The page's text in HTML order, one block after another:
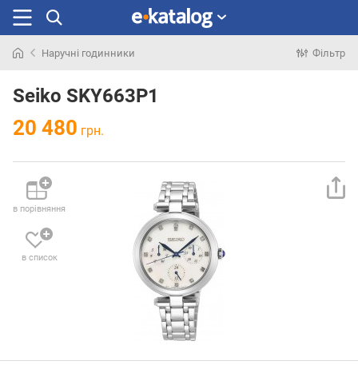
раніше
Наручні годинники Фільтр
Seiko SKY663P1
20 480 грн.
в порівняння
в список